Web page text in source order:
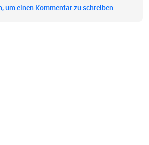
um einen Kommentar zu schreiben.